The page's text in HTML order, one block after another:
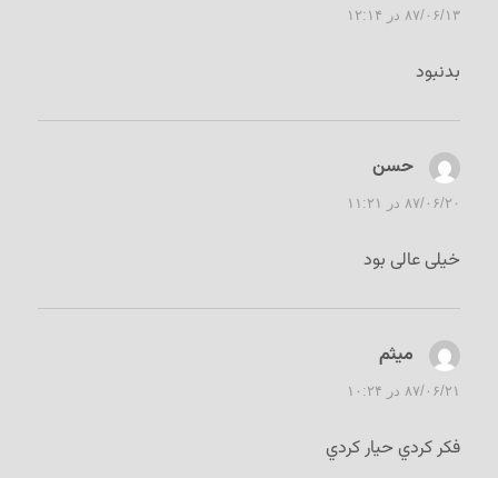
۸۷/۰۶/۱۳ در ۱۲:۱۴
بدنبود
حسن
۸۷/۰۶/۲۰ در ۱۱:۲۱
خیلی عالی بود
ميثم
۸۷/۰۶/۲۱ در ۱۰:۲۴
فكر كردي حيار كردي